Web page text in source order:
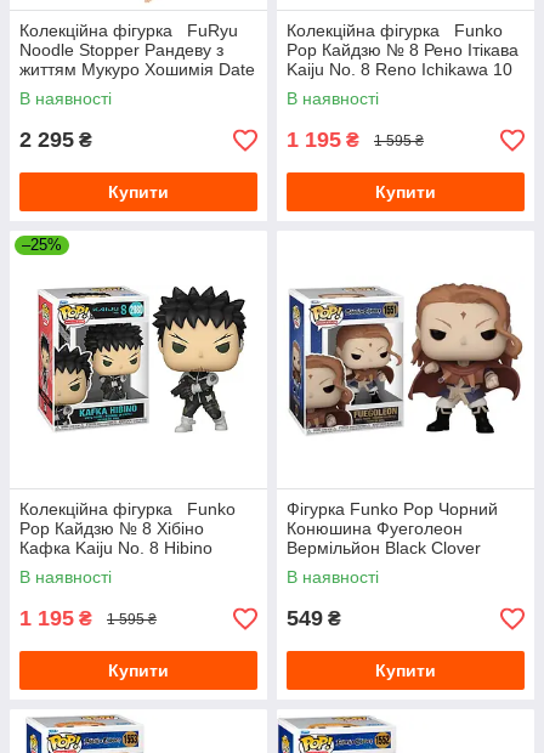
Колекційна фігурка FuRyu
Noodle Stopper Рандеву з
життям Мукуро Хошимія Date
A Live Mukuro Hoshimiya 13
см F DAL MH 13
В наявності
2 295 ₴
Купити
Колекційна фігурка Funko
Pop Кайдзю № 8 Рено Ітікава
Kaiju No. 8 Reno Ichikawa 10
см FP KN8 RI 2081
В наявності
1 195 ₴ 1 595 ₴
Купити
–25%
Колекційна фігурка Funko
Pop Кайдзю № 8 Хібіно
Кафка Kaiju No. 8 Hibino
Kafka 10 см FP KN8 KH 2080
В наявності
1 195 ₴ 1 595 ₴
Купити
Фігурка Funko Pop Чорний
Конюшина Фуеголеон
Вермільйон Black Clover
Fuegoleon Vermilion 10 см FP
BC F 1551
В наявності
549 ₴
Купити